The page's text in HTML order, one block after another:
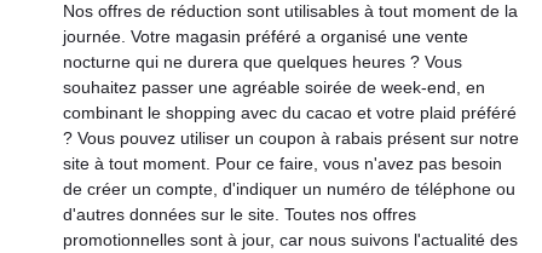
Nos offres de réduction sont utilisables à tout moment de la
journée. Votre magasin préféré a organisé une vente
nocturne qui ne durera que quelques heures ? Vous
souhaitez passer une agréable soirée de week-end, en
combinant le shopping avec du cacao et votre plaid préféré
? Vous pouvez utiliser un coupon à rabais présent sur notre
site à tout moment. Pour ce faire, vous n'avez pas besoin
de créer un compte, d'indiquer un numéro de téléphone ou
d'autres données sur le site. Toutes nos offres
promotionnelles sont à jour, car nous suivons l'actualité des